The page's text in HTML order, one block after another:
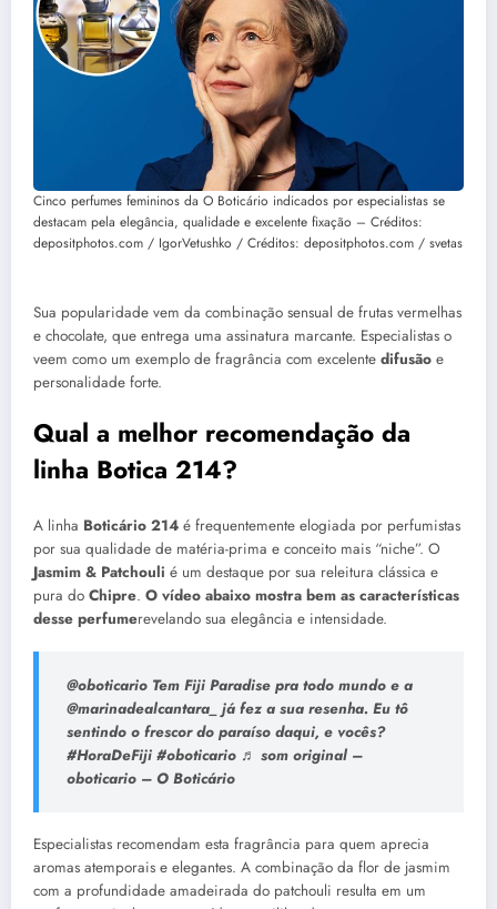
Cinco perfumes femininos da O Boticário indicados por especialistas se
destacam pela elegância, qualidade e excelente fixação – Créditos:
depositphotos.com / IgorVetushko / Créditos: depositphotos.com / svetas
Sua popularidade vem da combinação sensual de frutas vermelhas
e chocolate, que entrega uma assinatura marcante. Especialistas o
veem como um exemplo de fragrância com excelente difusão e
personalidade forte.
Qual a melhor recomendação da
linha Botica 214?
A linha Boticário 214 é frequentemente elogiada por perfumistas
por sua qualidade de matéria-prima e conceito mais “niche”. O
Jasmim & Patchouli é um destaque por sua releitura clássica e
pura do Chipre. O vídeo abaixo mostra bem as características
desse perfumerevelando sua elegância e intensidade.
@oboticario Tem Fiji Paradise pra todo mundo e a
@marinadealcantara_ já fez a sua resenha. Eu tô
sentindo o frescor do paraíso daqui, e vocês?
#HoraDeFiji #oboticario ♬ som original –
oboticario – O Boticário
Especialistas recomendam esta fragrância para quem aprecia
aromas atemporais e elegantes. A combinação da flor de jasmim
com a profundidade amadeirada do patchouli resulta em um